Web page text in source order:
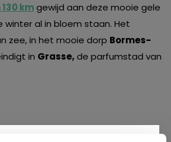
kmgewijd aan deze mooie gele
winter al in bloem staan. Het
zee, in het mooie dorp Bormes-
in Grasse,de parfumstad van